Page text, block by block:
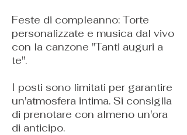
Feste di compleanno: Torte
personalizzate e musica dal vivo
con la canzone "Tanti auguri a
te".
I posti sono limitati per garantire
un'atmosfera intima. Si consiglia
di prenotare con almeno un'ora
di anticipo.